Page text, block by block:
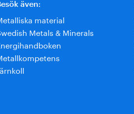
även:
material
Metals & Minerals